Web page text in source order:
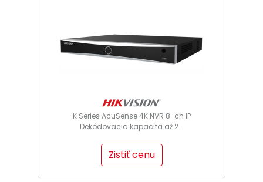
K Series AcuSense 4K NVR 8-ch IP
Dekódovacia kapacita až 2...
Zistiť cenu